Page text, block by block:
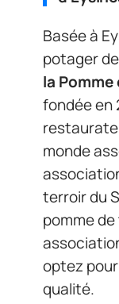
Basée à
potager
la Pomme
fondée en
monde
terroir du
pomme de
optez
qualité.